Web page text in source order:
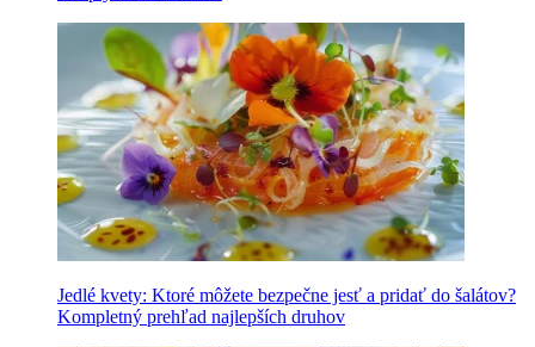
Jedlé kvety: Ktoré môžete bezpečne jesť a pridať do šalátov?
Kompletný prehľad najlepších druhov